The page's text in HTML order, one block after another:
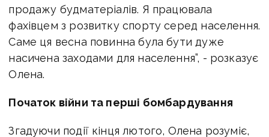
продажу будматеріалів. Я працювала
фахівцем з розвитку спорту серед населення.
Саме ця весна повинна була бути дуже
насичена заходами для населення”, - розказує
Олена.
Початок війни та перші бомбардування
Згадуючи події кінця лютого, Олена розуміє,